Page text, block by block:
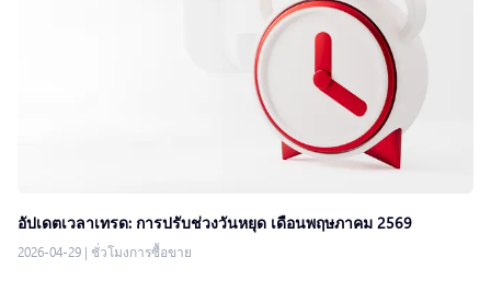
อัปเดตเวลาเทรด: การปรับช่วงวันหยุด เดือนพฤษภาคม 2569
2026-04-29 | ชั่วโมงการซื้อขาย